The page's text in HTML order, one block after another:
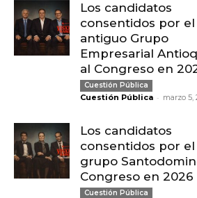
Los candidatos
consentidos por el
antiguo Grupo
Empresarial
al Congreso en
Cuestión Pública
Cuestión Pública - marzo 5,
Los candidatos
consentidos por el
grupo
Congreso en 2026
Cuestión Pública